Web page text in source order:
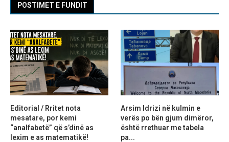
POSTIMET E FUNDIT
Editorial / Rritet nota
mesatare, por kemi
“analfabetë” që s’dinë as
lexim e as matematikë!
Arsim Idrizi në kulmin e
verës po bën gjum dimëror,
është rrethuar me tabela
pa...